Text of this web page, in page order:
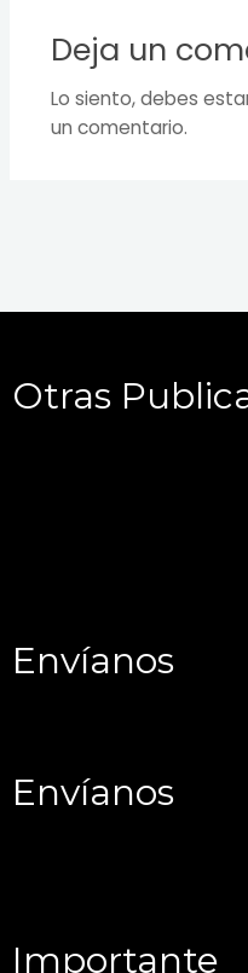
Deja un
Lo siento, debes
un comentario.
Otras
Envíanos
Envíanos
Importante